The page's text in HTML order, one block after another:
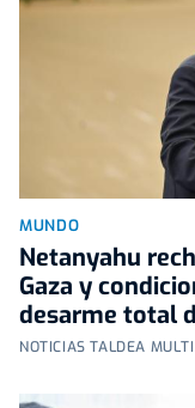
MUNDO
Netanyahu
Gaza y
desarme total
NOTICIAS TALDEA